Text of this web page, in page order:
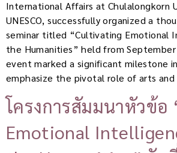
International Affairs at Chulalongkorn
UNESCO, successfully organized a
seminar titled “Cultivating Emotional
the Humanities” held from
event marked a significant milestone
emphasize the pivotal role of arts
โครงการสัมมนาหัวข้อ
Emotional